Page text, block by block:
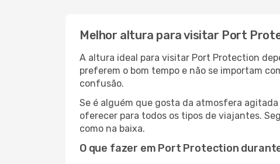
Melhor altura para visitar Port
A altura ideal para visitar Port Protection
preferem o bom tempo e não se importam
confusão.
Se é alguém que gosta da atmosfera
oferecer para todos os tipos de viajantes.
como na baixa.
O que fazer em Port Protection